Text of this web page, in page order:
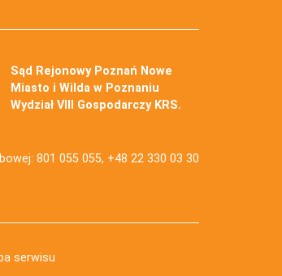
Sąd Rejonowy Poznań Nowe
Miasto i Wilda w Poznaniu
Wydział VIII Gospodarczy KRS.
801 055 055, +48 22 330 03 30
serwisu